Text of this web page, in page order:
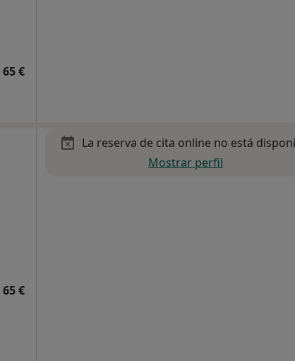
65 €
65 €
La reserva de cita online no está
Mostrar perfil